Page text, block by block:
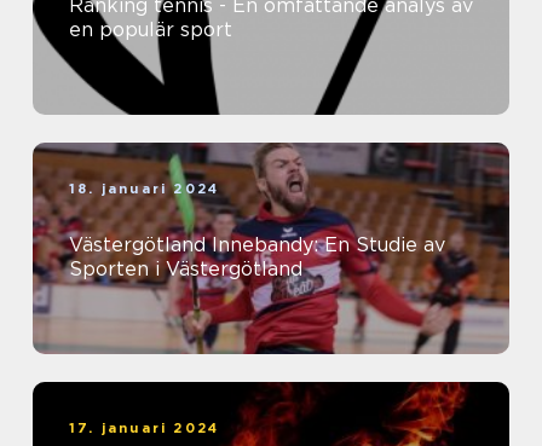
Ranking tennis - En omfattande analys av
en populär sport
18. januari 2024
Västergötland Innebandy: En Studie av
Sporten i Västergötland
17. januari 2024